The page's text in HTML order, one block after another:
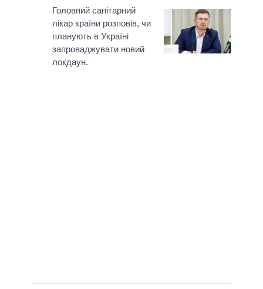
Головний санітарний
лікар країни розповів, чи
планують в Україні
запроваджувати новий
локдаун.